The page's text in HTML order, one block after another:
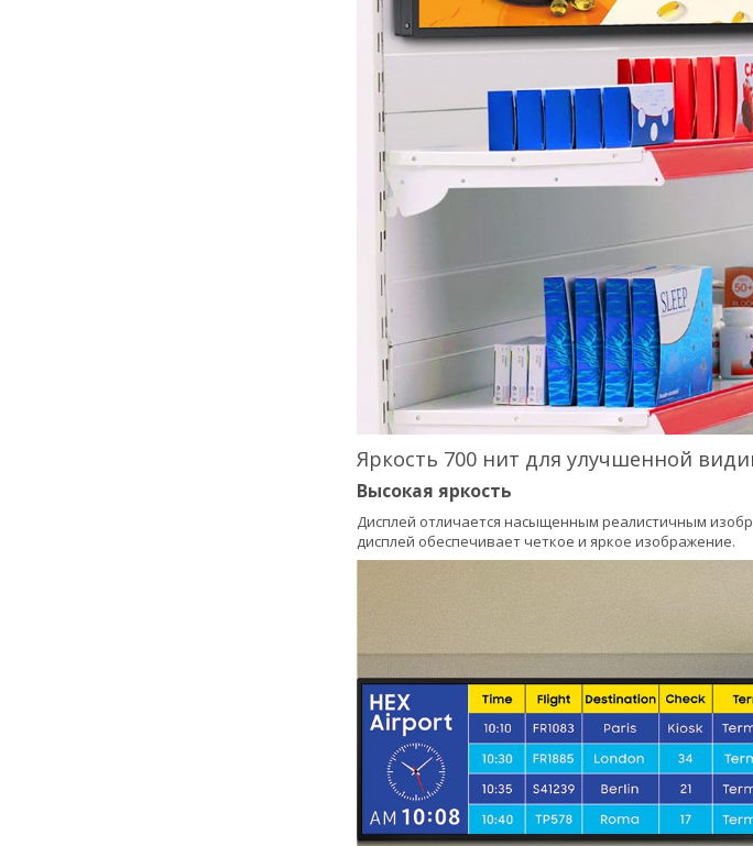
Яркость 700 нит для улучшенной
Высокая яркость
Дисплей отличается насыщенным реалистичным
дисплей обеспечивает четкое и яркое изображение.